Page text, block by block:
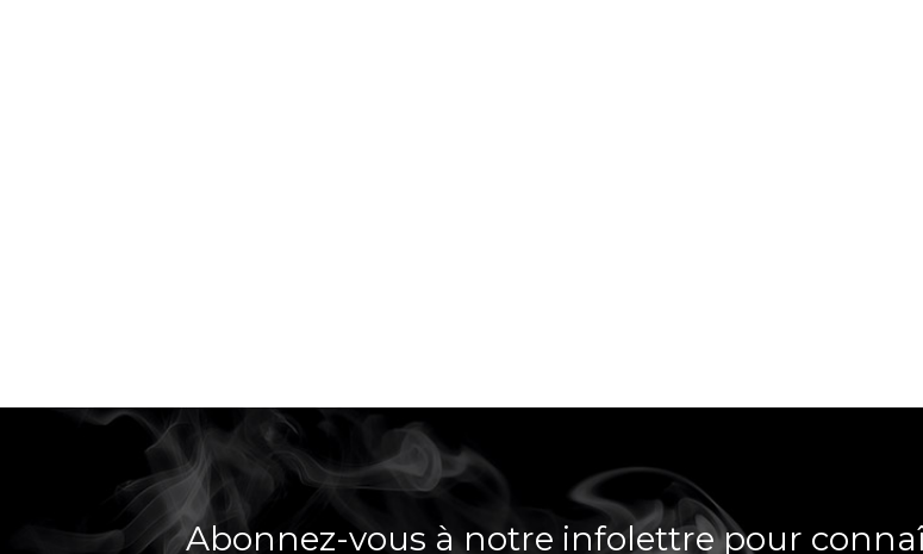
Abonnez-vous à notre infolettre pour